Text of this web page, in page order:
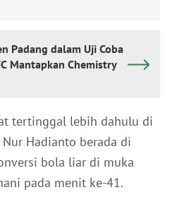
Padang dalam Uji Coba
Mantapkan Chemistry
tertinggal lebih dahulu di
Hadianto berada di
bola liar di muka
pada menit ke-41.